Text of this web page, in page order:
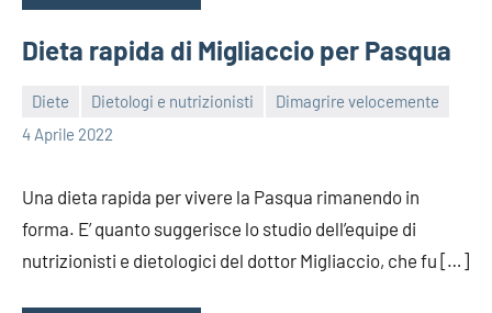
Dieta rapida di Migliaccio per Pasqua
Diete Dietologi e nutrizionisti
Dimagrire velocemente
4 Aprile 2022
redazione
Una dieta rapida per vivere la Pasqua rimanendo in
forma. E’ quanto suggerisce lo studio dell’equipe di
nutrizionisti e dietologici del dottor Migliaccio, che fu […]